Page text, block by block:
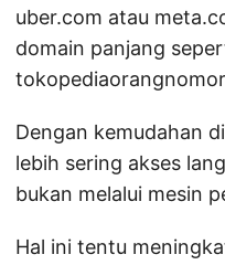
uber.com atau
domain panjang
Dengan kemudahan
lebih sering akses
bukan melalui mesin
Hal ini tentu